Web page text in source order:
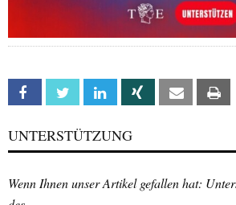
Facebook Twitter Linkedin Xing Email
UNTERSTÜTZUNG
Wenn Ihnen unser Artikel gefallen hat: